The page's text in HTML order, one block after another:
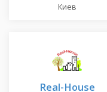
Киев
Real-House